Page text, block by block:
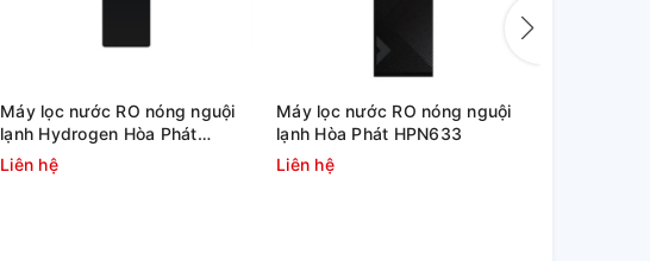
Máy lọc nước RO nóng nguội
lạnh Hydrogen Hòa Phát
HPN669 12 lõi
Liên hệ
Máy lọc nước RO nóng nguội
lạnh Hòa Phát HPN633
Liên hệ